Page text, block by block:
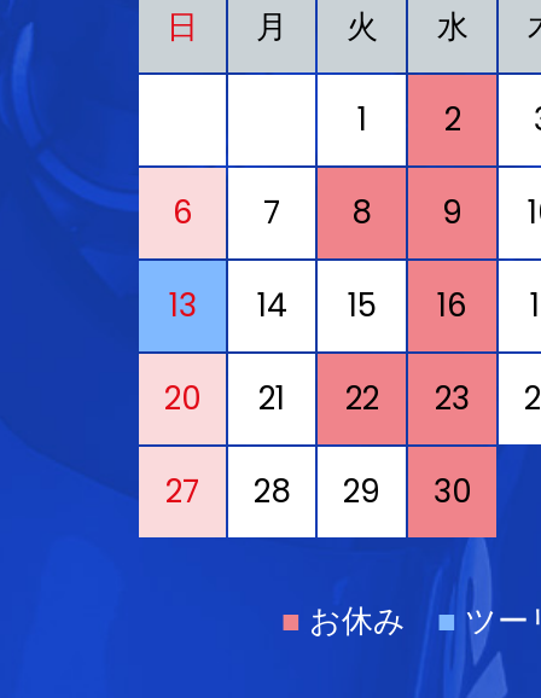
日 月 火 水
1 2
6 7 8 9
13 14 15 16
20 21 22 23
27 28 29 30
■ お休み ■ ツー